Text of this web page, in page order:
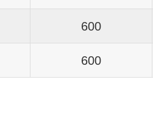
600
600